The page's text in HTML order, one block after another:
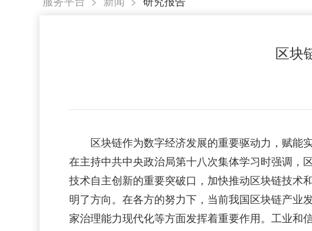
区块
区块链作为数字经济发展的重要驱动力，赋能
在主持中共中央政治局第十八次集体学习时强调，
技术自主创新的重要突破口，加快推动区块链技术
明了方向。在各方的努力下，当前我国区块链产业
家治理能力现代化等方面发挥着重要作用。工业和